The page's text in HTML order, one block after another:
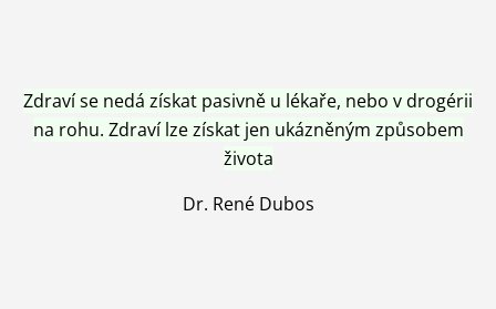
Zdraví se nedá získat pasivně u lékaře, nebo v drogérii
na rohu. Zdraví lze získat jen ukázněným způsobem
života
Dr. René Dubos